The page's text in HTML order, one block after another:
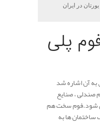
در ایران
پلی
آن اشاره شد
صندلی ، صنایع
شود.فوم سخت هم
ساختمان ها به